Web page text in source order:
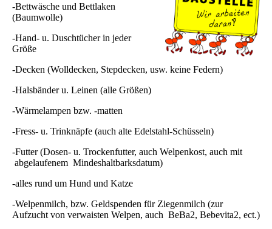
-Bettwäsche und Bettlaken
(Baumwolle)
-Hand- u. Duschtücher in jeder
Größe
-Decken (Wolldecken, Stepdecken, usw. keine Federn)
-Halsbänder u. Leinen (alle Größen)
-Wärmelampen bzw. -matten
-Fress- u. Trinknäpfe (auch alte Edelstahl-Schüsseln)
-Futter (Dosen- u. Trockenfutter, auch Welpenkost, auch mit
abgelaufenem Mindeshaltbarksdatum)
-alles rund um Hund und Katze
-Welpenmilch, bzw. Geldspenden für Ziegenmilch (zur
Aufzucht von verwaisten Welpen, auch BeBa2, Bebevita2, ect.)